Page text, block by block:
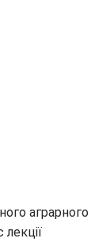
аграрного
лекції